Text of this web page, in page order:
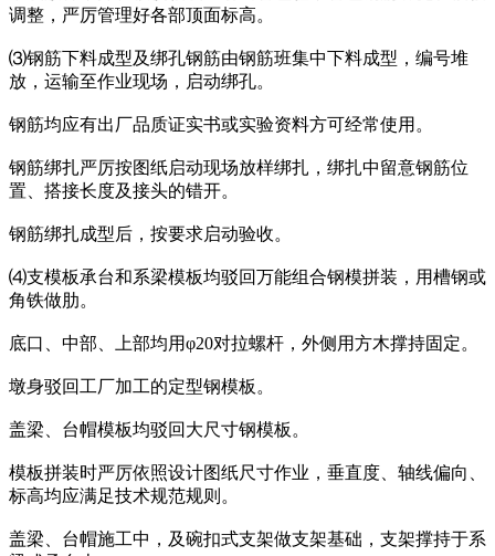
调整，严厉管理好各部顶面标高。
⑶钢筋下料成型及绑孔钢筋由钢筋班集中下料成型，编号堆
放，运输至作业现场，启动绑孔。
钢筋均应有出厂品质证实书或实验资料方可经常使用。
钢筋绑扎严厉按图纸启动现场放样绑扎，绑扎中留意钢筋位
置、搭接长度及接头的错开。
钢筋绑扎成型后，按要求启动验收。
⑷支模板承台和系梁模板均驳回万能组合钢模拼装，用槽钢或
角铁做肋。
底口、中部、上部均用φ20对拉螺杆，外侧用方木撑持固定。
墩身驳回工厂加工的定型钢模板。
盖梁、台帽模板均驳回大尺寸钢模板。
模板拼装时严厉依照设计图纸尺寸作业，垂直度、轴线偏向、
标高均应满足技术规范规则。
盖梁、台帽施工中，及碗扣式支架做支架基础，支架撑持于系